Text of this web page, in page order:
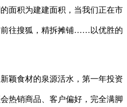
面积为建建面积，当我们正在市
往搜狐，精拆摊铺……以优胜的
食材的泉源活水，第一年投资
热销商品、客户偏好，完全满脚